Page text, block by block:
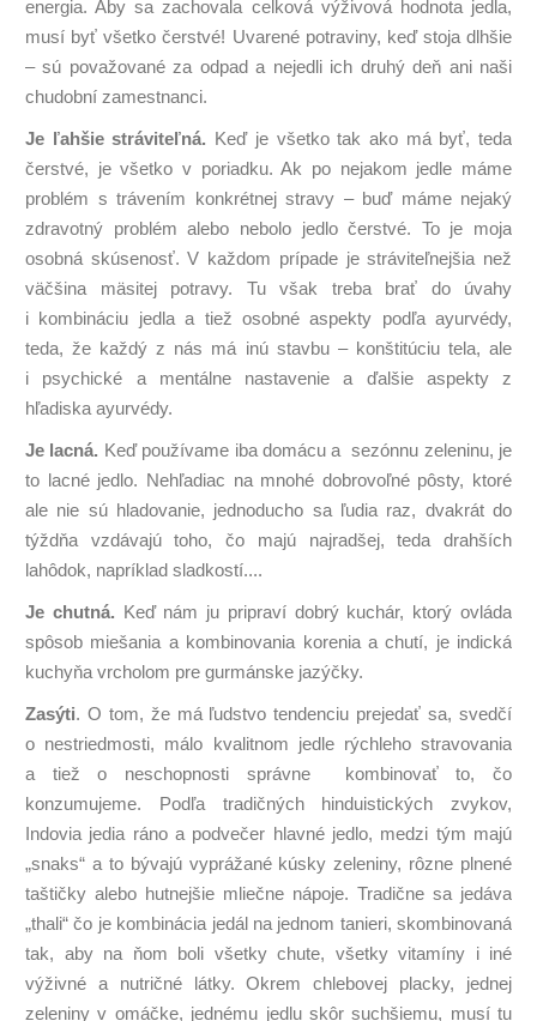
energia. Aby sa zachovala celková výživová hodnota jedla,
musí byť všetko čerstvé! Uvarené potraviny, keď stoja dlhšie
– sú považované za odpad a nejedli ich druhý deň ani naši
chudobní zamestnanci.
Je ľahšie stráviteľná. Keď je všetko tak ako má byť, teda
čerstvé, je všetko v poriadku. Ak po nejakom jedle máme
problém s trávením konkrétnej stravy – buď máme nejaký
zdravotný problém alebo nebolo jedlo čerstvé. To je moja
osobná skúsenosť. V každom prípade je stráviteľnejšia než
väčšina mäsitej potravy. Tu však treba brať do úvahy
i kombináciu jedla a tiež osobné aspekty podľa ayurvédy,
teda, že každý z nás má inú stavbu – konštitúciu tela, ale
i psychické a mentálne nastavenie a ďalšie aspekty z
hľadiska ayurvédy.
Je lacná. Keď používame iba domácu a sezónnu zeleninu, je
to lacné jedlo. Nehľadiac na mnohé dobrovoľné pôsty, ktoré
ale nie sú hladovanie, jednoducho sa ľudia raz, dvakrát do
týždňa vzdávajú toho, čo majú najradšej, teda drahších
lahôdok, napríklad sladkostí....
Je chutná. Keď nám ju pripraví dobrý kuchár, ktorý ovláda
spôsob miešania a kombinovania korenia a chutí, je indická
kuchyňa vrcholom pre gurmánske jazýčky.
Zasýti. O tom, že má ľudstvo tendenciu prejedať sa, svedčí
o nestriedmosti, málo kvalitnom jedle rýchleho stravovania
a tiež o neschopnosti správne kombinovať to, čo
konzumujeme. Podľa tradičných hinduistických zvykov,
Indovia jedia ráno a podvečer hlavné jedlo, medzi tým majú
„snaks“ a to bývajú vyprážané kúsky zeleniny, rôzne plnené
taštičky alebo hutnejšie mliečne nápoje. Tradične sa jedáva
„thali“ čo je kombinácia jedál na jednom tanieri, skombinovaná
tak, aby na ňom boli všetky chute, všetky vitamíny i iné
výživné a nutričné látky. Okrem chlebovej placky, jednej
zeleniny v omáčke, jednému jedlu skôr suchšiemu, musí tu